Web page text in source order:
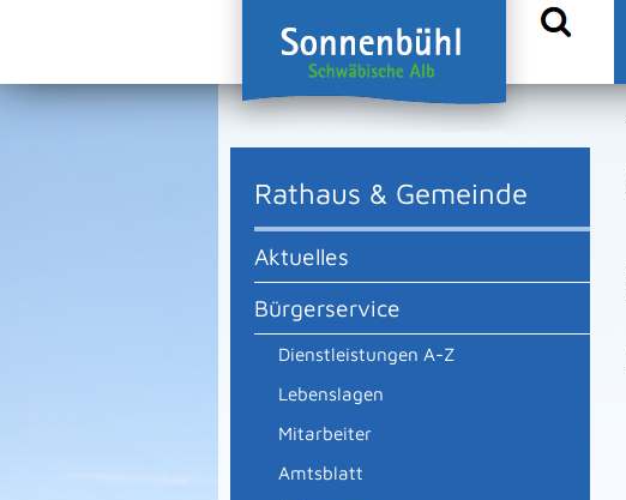
Rathaus & Gemeinde
Aktuelles
Bürgerservice
Dienstleistungen A-Z
Lebenslagen
Mitarbeiter
Amtsblatt